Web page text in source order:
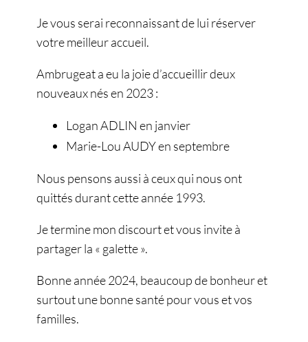
Je vous serai reconnaissant de lui réserver
votre meilleur accueil.
Ambrugeat a eu la joie d’accueillir deux
nouveaux nés en 2023 :
Logan ADLIN en janvier
Marie-Lou AUDY en septembre
Nous pensons aussi à ceux qui nous ont
quittés durant cette année 1993.
Je termine mon discourt et vous invite à
partager la « galette ».
Bonne année 2024, beaucoup de bonheur et
surtout une bonne santé pour vous et vos
familles.